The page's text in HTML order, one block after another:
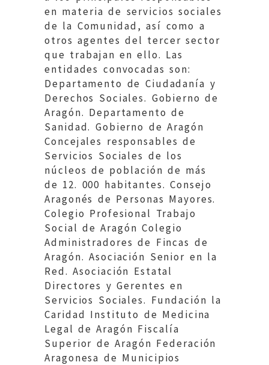
en materia de servicios sociales
de la Comunidad, así como a
otros agentes del tercer sector
que trabajan en ello. Las
entidades convocadas son:
Departamento de Ciudadanía y
Derechos Sociales. Gobierno de
Aragón. Departamento de
Sanidad. Gobierno de Aragón
Concejales responsables de
Servicios Sociales de los
núcleos de población de más
de 12. 000 habitantes. Consejo
Aragonés de Personas Mayores.
Colegio Profesional Trabajo
Social de Aragón Colegio
Administradores de Fincas de
Aragón. Asociación Senior en la
Red. Asociación Estatal
Directores y Gerentes en
Servicios Sociales. Fundación la
Caridad Instituto de Medicina
Legal de Aragón Fiscalía
Superior de Aragón Federación
Aragonesa de Municipios